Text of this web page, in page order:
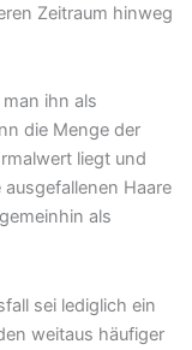
Zeitraum hinweg
ihn als
die Menge der
liegt und
Haare
als
sei lediglich ein
weitaus häufiger